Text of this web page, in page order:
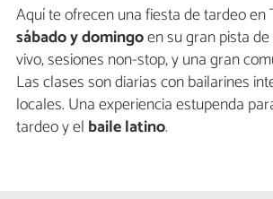
Aquí te ofrecen una fiesta de tardeo en
sábado y domingoen su gran pista
vivo, sesiones non-stop, y una gran
Las clases son diarias con bailarines
locales. Una experiencia estupenda
tardeo y el baile latino.